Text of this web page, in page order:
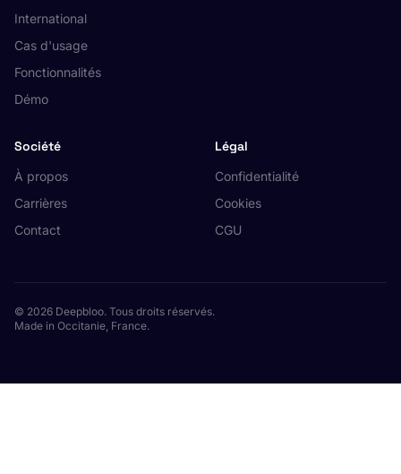
International
Cas d'usage
Fonctionnalités
Démo
Société
À propos
Carrières
Contact
Légal
Confidentialité
Cookies
CGU
© 2026 Deepbloo. Tous droits réservés.
Made in Occitanie, France.